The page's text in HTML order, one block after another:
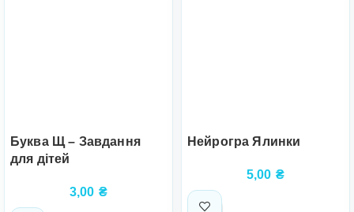
Буква Щ – Завдання
для дітей
3,00 ₴
Нейрогра Ялинки
5,00 ₴